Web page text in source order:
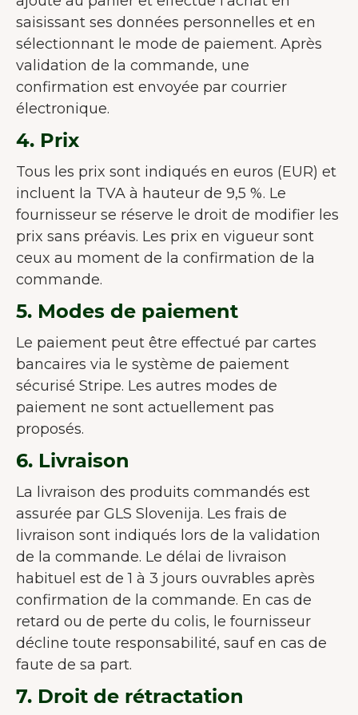
saisissant ses données personnelles et en
sélectionnant le mode de paiement. Après
validation de la commande, une
confirmation est envoyée par courrier
électronique.
4. Prix
Tous les prix sont indiqués en euros (EUR) et
incluent la TVA à hauteur de 9,5 %. Le
fournisseur se réserve le droit de modifier les
prix sans préavis. Les prix en vigueur sont
ceux au moment de la confirmation de la
commande.
5. Modes de paiement
Le paiement peut être effectué par cartes
bancaires via le système de paiement
sécurisé Stripe. Les autres modes de
paiement ne sont actuellement pas
proposés.
6. Livraison
La livraison des produits commandés est
assurée par GLS Slovenija. Les frais de
livraison sont indiqués lors de la validation
de la commande. Le délai de livraison
habituel est de 1 à 3 jours ouvrables après
confirmation de la commande. En cas de
retard ou de perte du colis, le fournisseur
décline toute responsabilité, sauf en cas de
faute de sa part.
7. Droit de rétractation